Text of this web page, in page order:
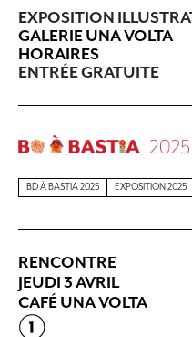
EXPOSITION
GALERIE UNA VOLTA
HORAIRES
ENTRÉE GRATUITE
BD À BASTIA 2025 EXPOSITION 2025
RENCONTRE
JEUDI 3 AVRIL
CAFÉ UNA VOLTA